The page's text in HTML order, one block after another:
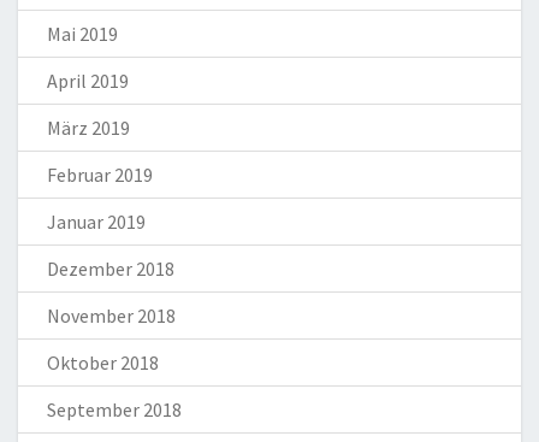
Mai 2019
April 2019
März 2019
Februar 2019
Januar 2019
Dezember 2018
November 2018
Oktober 2018
September 2018